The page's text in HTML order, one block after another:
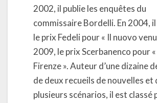
2002, il publie les enquêtes du
commissaire Bordelli. En 2004,
le prix Fedeli pour « Il nuovo
2009, le prix Scerbanenco pour
Firenze ». Auteur d’une dizaine
de deux recueils de nouvelles et
plusieurs scénarios, il est classé